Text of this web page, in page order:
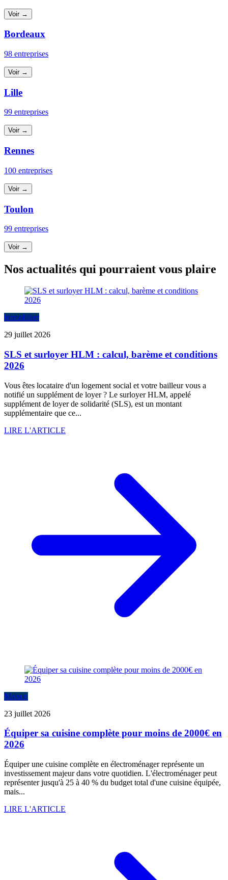
Voir →
Bordeaux
98 entreprises
Voir →
Lille
99 entreprises
Voir →
Rennes
100 entreprises
Voir →
Toulon
99 entreprises
Voir →
Nos actualités qui pourraient vous plaire
Immobilier
29 juillet 2026
SLS et surloyer HLM : calcul, barème et conditions
2026
Vous êtes locataire d'un logement social et votre bailleur vous a
notifié un supplément de loyer ? Le surloyer HLM, appelé
supplément de loyer de solidarité (SLS), est un montant
supplémentaire que ce...
LIRE L'ARTICLE
Maison
23 juillet 2026
Équiper sa cuisine complète pour moins de 2000€ en
2026
Équiper une cuisine complète en électroménager représente un
investissement majeur dans votre quotidien. L'électroménager peut
représenter jusqu'à 25 à 40 % du budget total d'une cuisine équipée,
mais...
LIRE L'ARTICLE